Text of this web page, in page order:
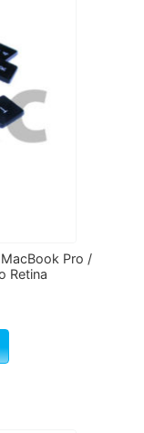
Pro /
Retina